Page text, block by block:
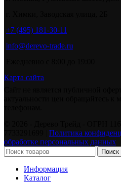
+7 (495) 181-30-11
info@derevo-trade.ru
Карта сайта
Политика
обработке персональных данных
Поиск
Информация
Каталог